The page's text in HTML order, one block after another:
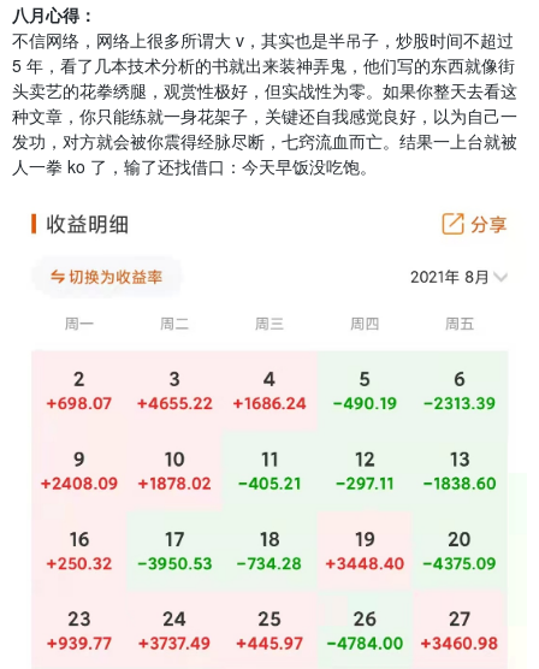
八月心得：
不信网络，网络上很多所谓大 v，其实也是半吊子，炒股时间不超过
5 年，看了几本技术分析的书就出来装神弄鬼，他们写的东西就像街
头卖艺的花拳绣腿，观赏性极好，但实战性为零。如果你整天去看这
种文章，你只能练就一身花架子，关键还自我感觉良好，以为自己一
发功，对方就会被你震得经脉尽断，七窍流血而亡。结果一上台就被
人一拳 ko 了，输了还找借口：今天早饭没吃饱。​